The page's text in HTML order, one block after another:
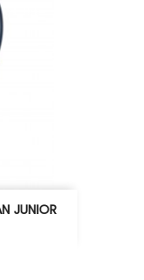
JUNIOR